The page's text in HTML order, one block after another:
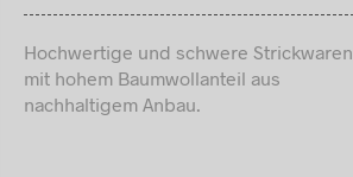
Hochwertige und schwere Strickwaren
mit hohem Baumwollanteil aus
nachhaltigem Anbau.